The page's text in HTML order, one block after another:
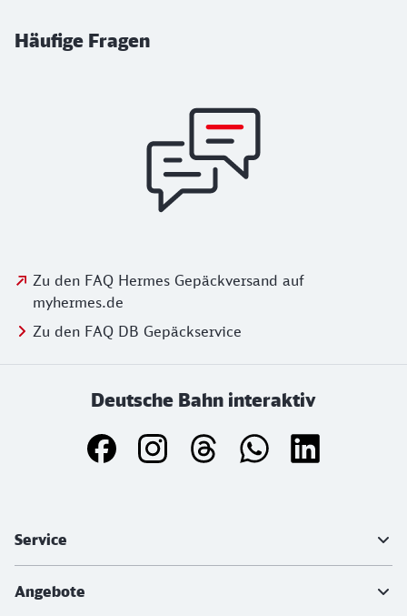
Häufige Fragen
Zu den FAQ Hermes Gepäckversand auf
myhermes.de
Zu den FAQ DB Gepäckservice
Deutsche Bahn interaktiv
Service
Angebote